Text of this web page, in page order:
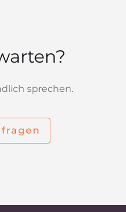
sprechen.